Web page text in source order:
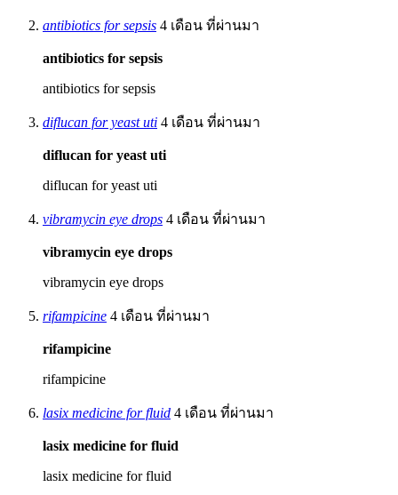
antibiotics for sepsis 4 เดือน ที่ผ่านมา
antibiotics for sepsis
antibiotics for sepsis
diflucan for yeast uti 4 เดือน ที่ผ่านมา
diflucan for yeast uti
diflucan for yeast uti
vibramycin eye drops 4 เดือน ที่ผ่านมา
vibramycin eye drops
vibramycin eye drops
rifampicine 4 เดือน ที่ผ่านมา
rifampicine
rifampicine
lasix medicine for fluid 4 เดือน ที่ผ่านมา
lasix medicine for fluid
lasix medicine for fluid